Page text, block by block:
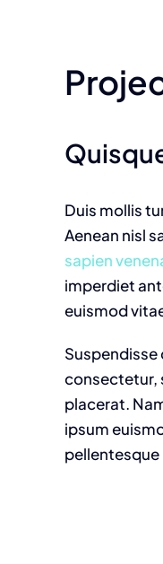
Duis mollis
Aenean nisl
sapien
imperdiet
euismod
consectetur,
placerat.
ipsum
pellentesque